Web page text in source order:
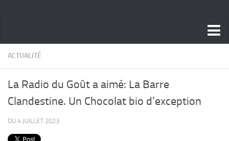
ACTUALITÉ
ACTUALITÉ
La Radio du Goût a aimé: La Barre
Clandestine. Un Chocolat bio d’exception
DU 4 JUILLET 2023